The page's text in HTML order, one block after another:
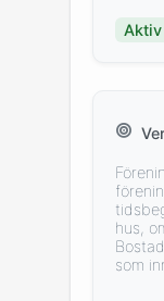
Aktiv
hus,
som